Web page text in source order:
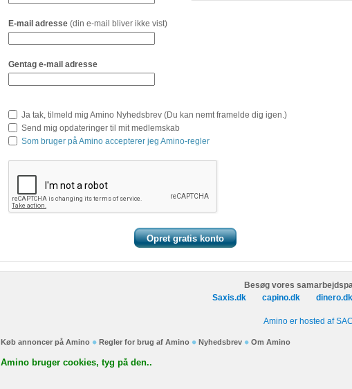
E-mail adresse (din e-mail bliver ikke vist)
Gentag e-mail adresse
Ja tak, tilmeld mig Amino Nyhedsbrev (Du kan nemt framelde dig igen.)
Send mig opdateringer til mit medlemskab
Som bruger på Amino accepterer jeg Amino-regler
Besøg vores
Saxis.dk
capino.dk dinero.dk
Amino er hosted af
Køb annoncer på Amino Regler for brug af Amino Nyhedsbrev Om Amino
Amino bruger cookies, tyg på den..